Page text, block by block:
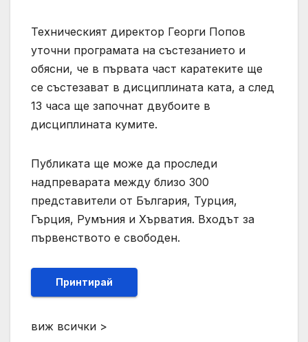
Техническият директор Георги Попов
уточни програмата на състезанието и
обясни, че в първата част каратеките ще
се състезават в дисциплината ката, а след
13 часа ще започнат двубоите в
дисциплината кумите.
Публиката ще може да проследи
надпреварата между близо 300
представители от България, Турция,
Гърция, Румъния и Хърватия. Входът за
първенството е свободен.
Принтирай
виж всички >